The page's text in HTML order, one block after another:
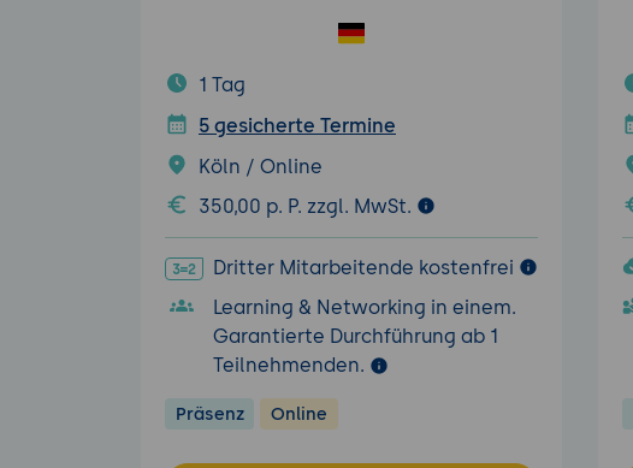
1 Tag
5 gesicherte Termine
Köln / Online
350,00 p. P. zzgl. MwSt.
Dritter Mitarbeitende kostenfrei
Learning & Networking in einem.
Garantierte Durchführung ab 1
Teilnehmenden.
Präsenz Online